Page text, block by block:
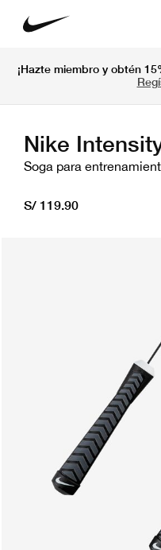
¡Hazte miembro y obtén
Nike
Soga para
S/ 119.90